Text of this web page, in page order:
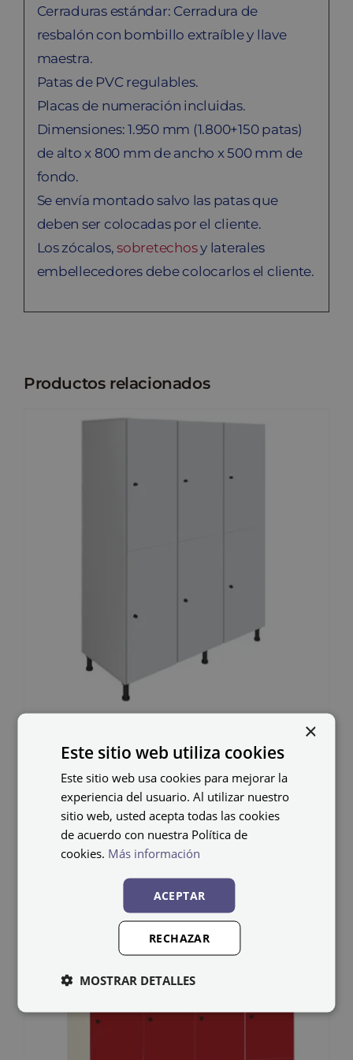
Cerraduras estándar: Cerradura de
resbalón con bombillo extraíble y llave
maestra.
Patas de PVC regulables.
Placas de numeración incluidas.
Dimensiones: 1.950 mm (1.800+150 patas)
de alto x 800 mm de ancho x 500 mm de
fondo.
Se envía montado salvo las patas que
deben ser colocadas por el cliente.
Los zócalos,sobretechosy laterales
embellecedores debe colocarlos el cliente.
Productos relacionados
Taquilla melamina
MHT-40/3
510,01€ IVA no incluido
×
Este sitio web utiliza cookies
Este sitio web usa cookies para mejorar la
experiencia del usuario. Al utilizar nuestro
sitio web, usted acepta todas las cookies
de acuerdo con nuestra Política de
cookies. Más información
ACEPTAR
RECHAZAR
MOSTRAR DETALLES